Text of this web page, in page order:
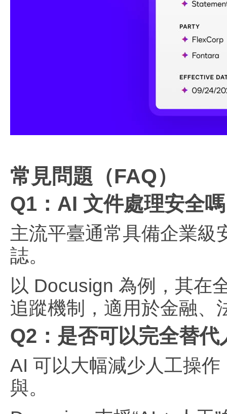
常見問題（FAQ）
Q1：AI 文件處理安全
主流平臺通常具備企業級
誌。
以 Docusign 為例，其在
追蹤機制，適用於金融、
Q2：是否可以完全替代
AI 可以大幅減少人工操
與。